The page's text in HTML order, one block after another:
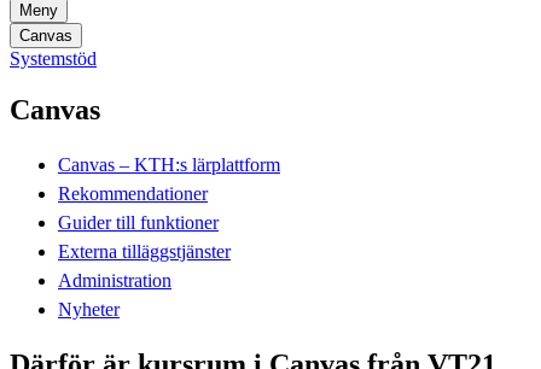
Meny
Canvas
Systemstöd
Canvas
Canvas – KTH:s lärplattform
Rekommendationer
Guider till funktioner
Externa tilläggstjänster
Administration
Nyheter